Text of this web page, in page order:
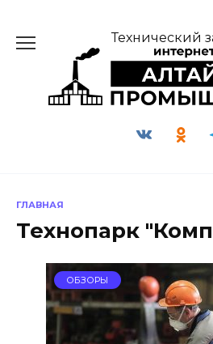
содержанию
Технический
ГЛАВНАЯ
Технопарк
ОБЗОРЫ